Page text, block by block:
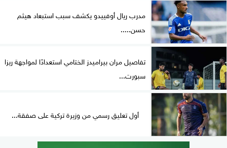
مدرب ريال أوفييدو يكشف سبب استبعاد هيثم
حسن.....
تفاصيل مران بيراميدز الختامي استعدادًا لمواجهة ريزا
سبورت...
أول تعليق رسمي من وزيرة تركية على صفقة...